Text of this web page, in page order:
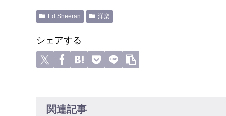
Ed Sheeran 洋楽
シェアする
関連記事